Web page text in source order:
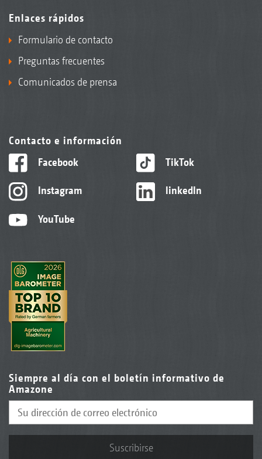
Enlaces rápidos
Formulario de contacto
Preguntas frecuentes
Comunicados de prensa
Contacto e información
Facebook
Instagram
YouTube
TikTok
linkedIn
Siempre al día con el boletín informativo de
Amazone
Suscribirse